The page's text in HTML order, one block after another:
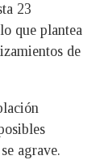
23
que plantea
de
agrave.